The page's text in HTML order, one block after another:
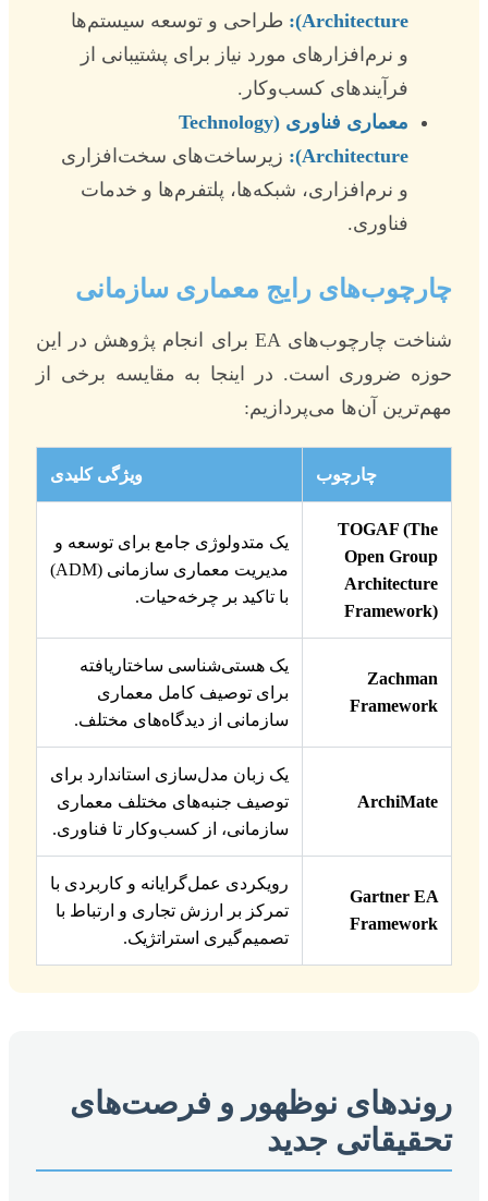
Architecture):
طراحی و توسعه سیستم‌ها
و نرم‌افزارهای مورد نیاز برای پشتیبانی از
فرآیندهای کسب‌وکار.
معماری فناوری (Technology
Architecture):
زیرساخت‌های سخت‌افزاری
و نرم‌افزاری، شبکه‌ها، پلتفرم‌ها و خدمات
فناوری.
چارچوب‌های رایج معماری سازمانی
شناخت چارچوب‌های EA برای انجام پژوهش در این
حوزه ضروری است. در اینجا به مقایسه برخی از
مهم‌ترین آن‌ها می‌پردازیم:
چارچوب ویژگی کلیدی
TOGAF (The
Open Group
Architecture
Framework)
یک متدولوژی جامع برای توسعه و
مدیریت معماری سازمانی (ADM)
با تاکید بر چرخه‌حیات.
Zachman
Framework
یک هستی‌شناسی ساختاریافته
برای توصیف کامل معماری
سازمانی از دیدگاه‌های مختلف.
ArchiMate
یک زبان مدل‌سازی استاندارد برای
توصیف جنبه‌های مختلف معماری
سازمانی، از کسب‌وکار تا فناوری.
Gartner EA
Framework
رویکردی عمل‌گرایانه و کاربردی با
تمرکز بر ارزش تجاری و ارتباط با
تصمیم‌گیری استراتژیک.
روندهای نوظهور و فرصت‌های
تحقیقاتی جدید